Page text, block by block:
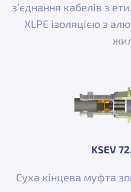
з’єднання кабелів з
XLPE ізоляцією з
KSEV
Суха кінцева муфта